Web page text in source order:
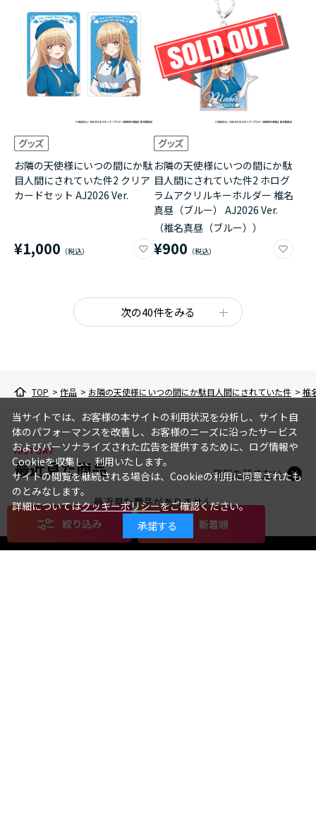
絞り込み 新着順
お隣の天使様にいつの間にか駄
目人間にされていた件2 クリア
カードセット AJ2026 Ver.
¥1,000
お隣の天使様にいつの間にか駄
目人間にされていた件2 ホログ
ラムアクリルキーホルダー 椎名
真昼（ブルー） AJ2026 Ver.
（椎名真昼（ブルー））
¥900
次の40件をみる
TOP > 作品 > お隣の天使様にいつの間にか駄目人間にされていた件 > 椎
HISTORY
最近見た商品
最近見た商品がありません。
履歴を残さない
当サイトでは、お客様の本サイトの利用状況を分析し、サイト自
体のパフォーマンスを改善し、お客様のニーズに沿ったサービス
およびパーソナライズされた広告を提供するために、ログ情報や
Cookieを収集し、利用いたします。
サイトの閲覧を継続される場合は、Cookieの利用に同意されたも
のとみなします。
詳細についてはクッキーポリシーをご確認ください。
承諾する